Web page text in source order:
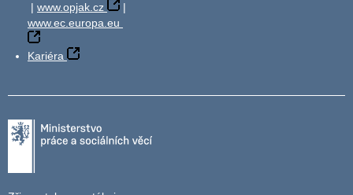
| www.opjak.cz
|
www.ec.europa.eu
Kariéra